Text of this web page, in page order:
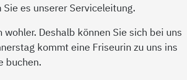
es unserer Serviceleitung.
Deshalb können Sie sich bei uns
kommt eine Friseurin zu uns ins
buchen.